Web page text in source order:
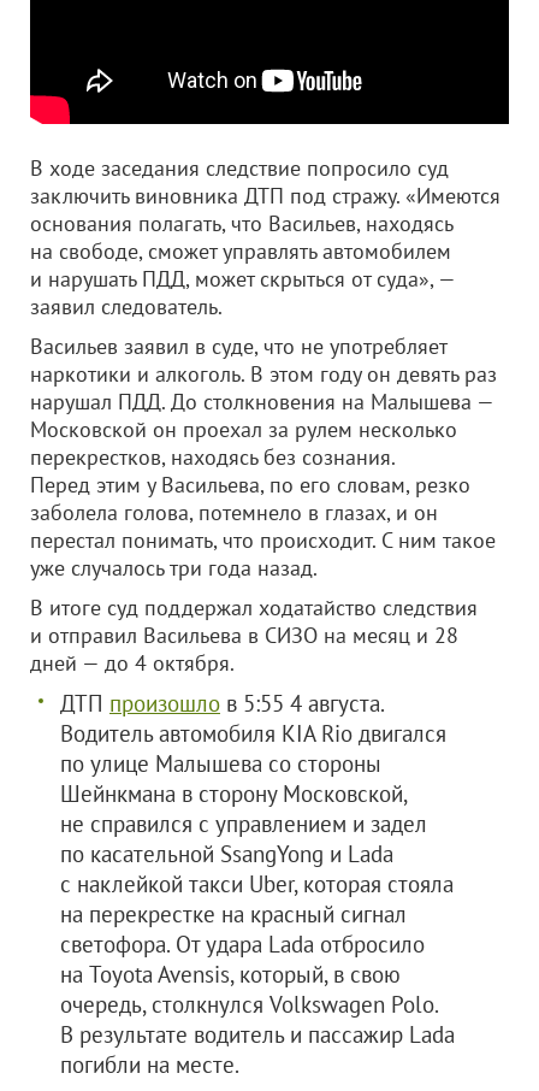
В ходе заседания следствие попросило суд
заключить виновника ДТП под стражу. «Имеются
основания полагать, что Васильев, находясь
на свободе, сможет управлять автомобилем
и нарушать ПДД, может скрыться от суда», —
заявил следователь.
Васильев заявил в суде, что не употребляет
наркотики и алкоголь. В этом году он девять раз
нарушал ПДД. До столкновения на Малышева —
Московской он проехал за рулем несколько
перекрестков, находясь без сознания.
Перед этим у Васильева, по его словам, резко
заболела голова, потемнело в глазах, и он
перестал понимать, что происходит. С ним такое
уже случалось три года назад.
В итоге суд поддержал ходатайство следствия
и отправил Васильева в СИЗО на месяц и 28
дней — до 4 октября.
ДТП произошло в 5:55 4 августа.
Водитель автомобиля KIA Rio двигался
по улице Малышева со стороны
Шейнкмана в сторону Московской,
не справился с управлением и задел
по касательной SsangYong и Lada
с наклейкой такси Uber, которая стояла
на перекрестке на красный сигнал
светофора. От удара Lada отбросило
на Toyota Avensis, который, в свою
очередь, столкнулся Volkswagen Polo.
В результате водитель и пассажир Lada
погибли на месте.